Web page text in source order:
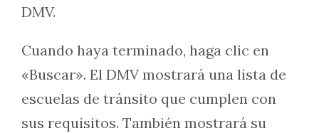
DMV.
Cuando haya terminado, haga clic en
«Buscar». El DMV mostrará una lista de
escuelas de tránsito que cumplen con
sus requisitos. También mostrará su